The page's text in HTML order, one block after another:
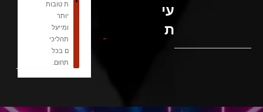
עי
ת
ת טובות
יותר
ומייעל
תהליכי
ם בכל
תחום.